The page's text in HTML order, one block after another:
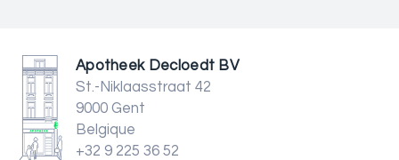
Apotheek Decloedt BV
St.-Niklaasstraat 42
9000 Gent
Belgique
+32 9 225 36 52